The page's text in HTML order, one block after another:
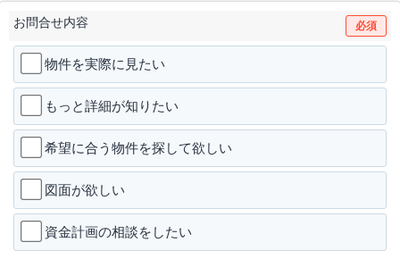
お問合せ内容 必須
物件を実際に見たい
もっと詳細が知りたい
希望に合う物件を探して欲しい
図面が欲しい
資金計画の相談をしたい